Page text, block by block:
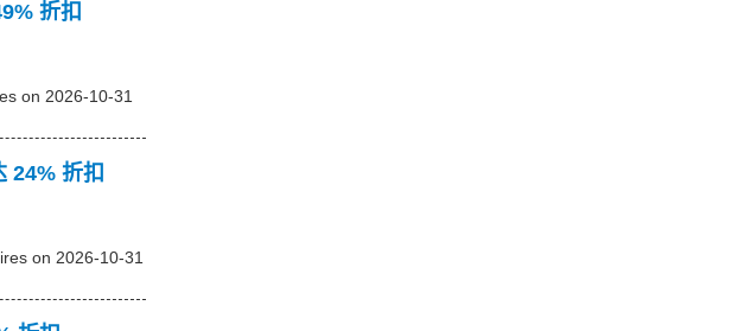
折扣
on 2026-10-31
24% 折扣
on 2026-10-31